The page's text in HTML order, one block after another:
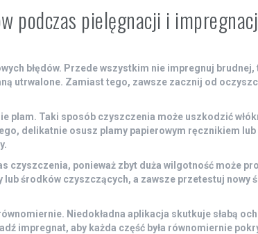
podczas pielęgnacji i
błędów. Przede wszystkim nie impregnuj brudnej,
utrwalone. Zamiast tego, zawsze zacznij od
plam. Taki sposób czyszczenia może uszkodzić
delikatnie osusz plamy papierowym ręcznikiem lub
czyszczenia, ponieważ zbyt duża wilgotność może
środków czyszczących, a zawsze przetestuj nowy
. Niedokładna aplikacja skutkuje słabą
impregnat, aby każda część była równomiernie